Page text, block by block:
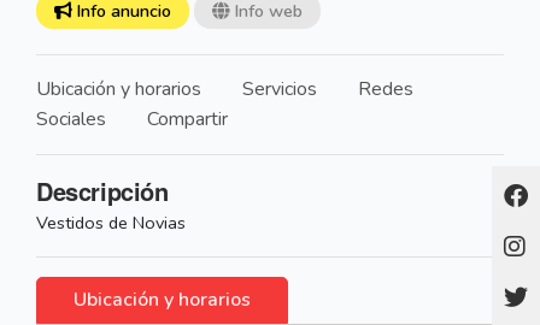
Info anuncio Info web
Ubicación y horarios Servicios
Redes
Sociales
Compartir
Descripción
Vestidos de Novias
Ubicación y horarios